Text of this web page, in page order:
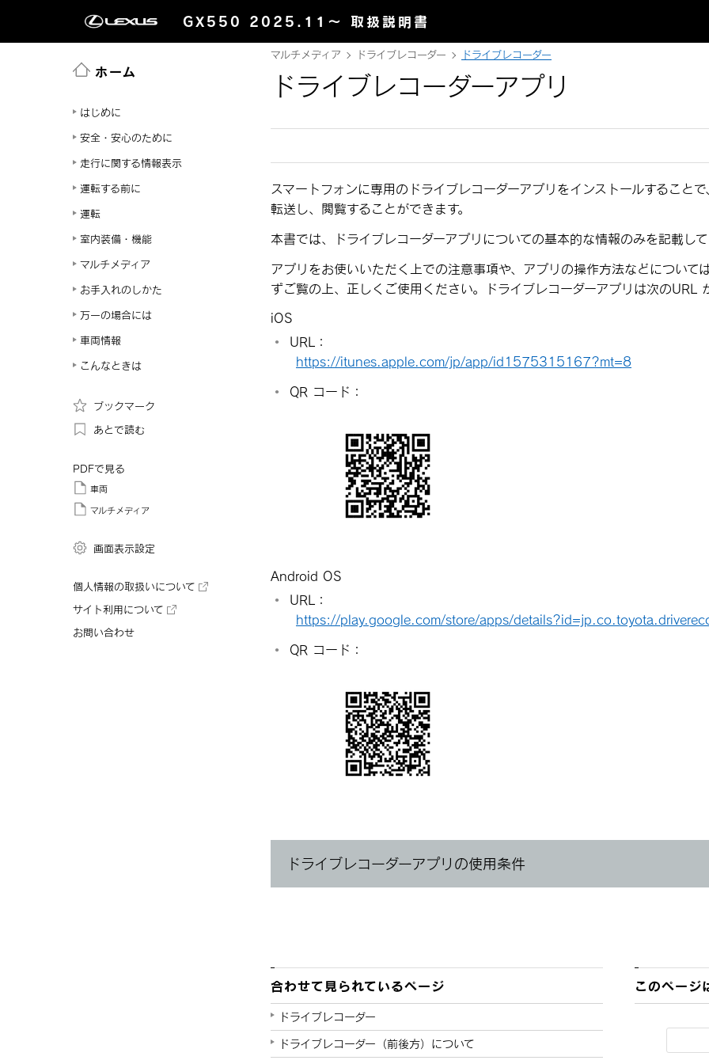
GX550 2025.11～ 取扱説明書
ホーム
はじめに
安全・安心のために
走行に関する情報表示
運転する前に
運転
室内装備・機能
マルチメディア
お手入れのしかた
万一の場合には
車両情報
こんなときは
ブックマーク
あとで読む
PDFで見る
車両
マルチメディア
画面表示設定
個人情報の取扱いについて
サイト利用について
お問い合わせ
マルチメディア ドライブレコーダー ドライブレコーダー
ドライブレコーダーアプリ
スマートフォンに専用のドライブレコーダーアプリをインストールすること
転送し、閲覧することができます。
本書では、ドライブレコーダーアプリについての基本的な情報のみを記載して
アプリをお使いいただく上での注意事項や、アプリの操作方法などについて
ずご覧の上、正しくご使用ください。ドライブレコーダーアプリは次のURL
iOS
URL：
https://itunes.apple.com/jp/app/id1575315167?mt=8
QR コード：
Android OS
URL：
https://play.google.com/store/apps/
QR コード：
ドライブレコーダーアプリの使用条件
合わせて見られているページ
ドライブレコーダー
ドライブレコーダー（前後方）について
このページ